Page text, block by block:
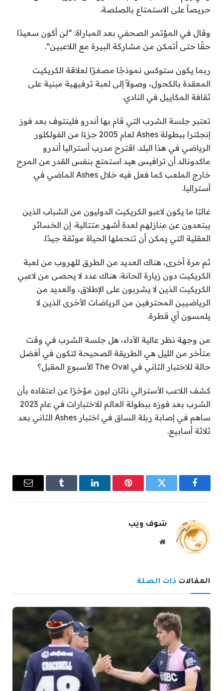
حريصاً على الاستمتاع بالصلصة.
وقال في المؤتمر الصحفي بعد المباراة: “لن أكون سعيدًا
حقًا حتى أتمكن من مشاركة البيرة مع اللاعبين”.
ربما يكون ستوكس نموذجًا مصغرًا لعلاقة الكريكيت
المعقدة بالكحول، وصولاً إلى لعبة ترفيهية مبنية على
ثقافة المكاييل في النادي.
تعتبر جلسة الشرب التي قام بها أندرو فلينتوف بعد فوز
إنجلترا ببطولة Ashes لعام 2005 جزءًا من الفولكلور
الرياضي في هذا البلد. اقترح مدرب أستراليا أندرو
ماكدونالد أن ترافيس هيد استمتع بنفس القدر من المرح
خارج الملعب كما فعل فيه خلال Ashes الماضي في
أستراليا.
غالبًا ما يكون لاعبو الكريكيت الدوليون من الشباب الذين
يبتعدون عن منازلهم لعدة أشهر متتالية. إن الخسائر
العقلية التي يمكن أن تتحملها الحياة موثقة جيدًا.
ثم مرة أخرى، هناك العديد من الطرق للهروب من لعبة
الكريكيت دون زيارة الحانة. هناك عدد لا يحصى من لاعبي
الكريكيت الذين لا يشربون على الإطلاق، والعديد من
الرياضيين المحترفين من الرياضات الأخرى الذين لا
يلمسون أي قطرة.
من وجهة نظر عالية الأداء، هل جلسة الشرب في وقت
متأخر من الليل هي الطريقة الصحيحة لتكون في أفضل
حالة للاختبار الثاني في The Oval الأسبوع المقبل؟
كشف اللاعب الأسترالي ناثان ليون مؤخرًا عن اعتقاده بأن
الشرب بعد فوزه ببطولة العالم للاختبارات في عام 2023
ساهم في إصابة ربلة الساق في اختبار Ashes الثاني بعد
ثلاثة أسابيع.
فيسبوك تويتر بينتيريستلينكدإن Tumblr
البريد
شوف ويب
موقع
المقالات ذات الصلة